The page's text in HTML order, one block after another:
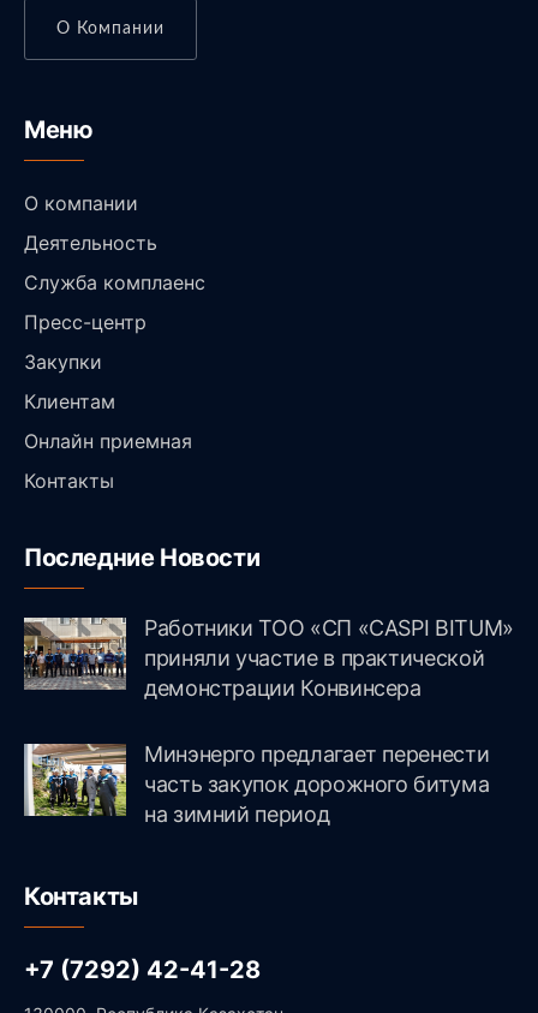
О Компании
Меню
О компании
Деятельность
Служба комплаенс
Пресс-центр
Закупки
Клиентам
Онлайн приемная
Контакты
Последние Новости
Работники ТОО «СП «CASPI BITUM»
приняли участие в практической
демонстрации Конвинсера
Минэнерго предлагает перенести
часть закупок дорожного битума
на зимний период
Контакты
+7 (7292) 42-41-28